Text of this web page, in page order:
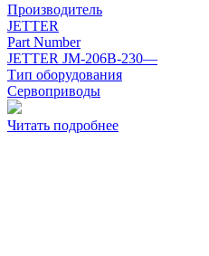
Производитель
JETTER
Part Number
JETTER JM-206B-230—
Тип оборудования
Сервоприводы
Читать подробнее